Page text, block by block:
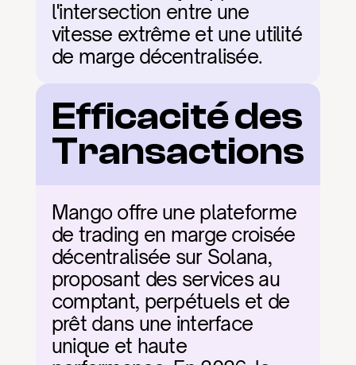
l'intersection entre une
vitesse extrême et une utilité
de marge décentralisée.
Efficacité des
Transactions
Mango offre une plateforme
de trading en marge croisée
décentralisée sur Solana,
proposant des services au
comptant, perpétuels et de
prêt dans une interface
unique et haute